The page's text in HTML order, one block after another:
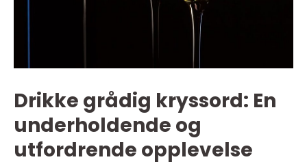
Drikke grådig kryssord: En
underholdende og
utfordrende opplevelse